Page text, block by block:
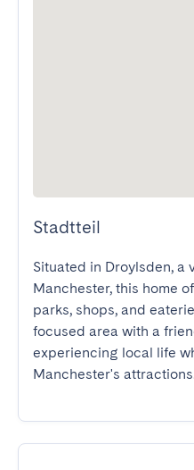
Stadtteil
Situated in Droylsden, a
Manchester, this home
parks, shops, and
focused area with a
experiencing local life
Manchester's